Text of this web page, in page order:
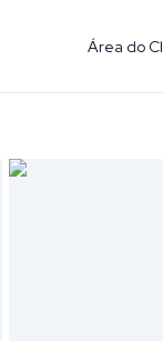
Área do